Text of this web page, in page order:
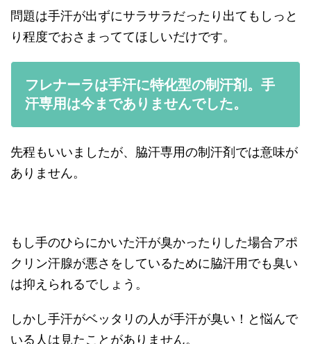
問題は手汗が出ずにサラサラだったり出てもしっと
り程度でおさまっててほしいだけです。
フレナーラは手汗に特化型の制汗剤。手
汗専用は今までありませんでした。
先程もいいましたが、脇汗専用の制汗剤では意味が
ありません。
もし手のひらにかいた汗が臭かったりした場合アポ
クリン汗腺が悪さをしているために脇汗用でも臭い
は抑えられるでしょう。
しかし手汗がベッタリの人が手汗が臭い！と悩んで
いる人は見たことがありません。